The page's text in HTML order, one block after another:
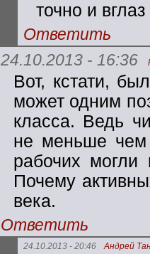
точно и
Ответить
24.10.2013 - 16:36
Вот, кстати,
может одним
класса. Ведь
не меньше чем
рабочих могли
Почему
века.
Ответить
24.10.2013 - 20:46 Андрей